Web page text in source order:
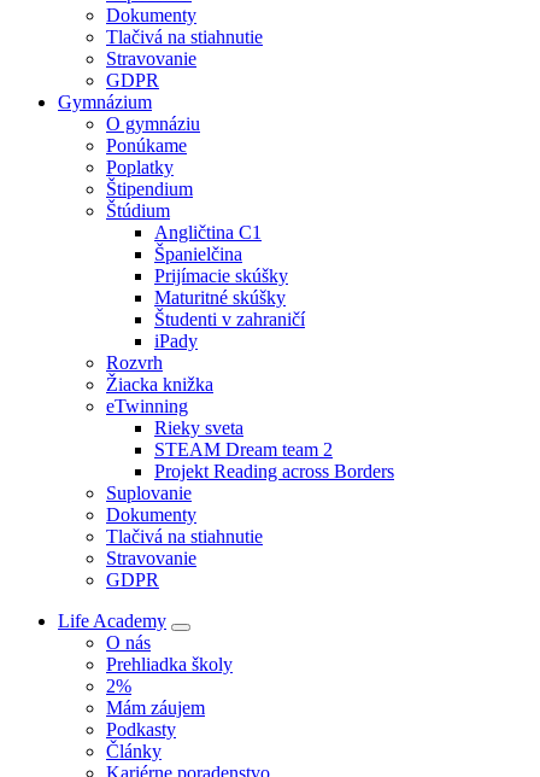
Dokumenty
Tlačivá na stiahnutie
Stravovanie
GDPR
Gymnázium
O gymnáziu
Ponúkame
Poplatky
Štipendium
Štúdium
Angličtina C1
Španielčina
Prijímacie skúšky
Maturitné skúšky
Študenti v zahraničí
iPady
Rozvrh
Žiacka knižka
eTwinning
Rieky sveta
STEAM Dream team 2
Projekt Reading across Borders
Suplovanie
Dokumenty
Tlačivá na stiahnutie
Stravovanie
GDPR
Life Academy
O nás
Prehliadka školy
2%
Mám záujem
Podkasty
Články
Kariérne poradenstvo